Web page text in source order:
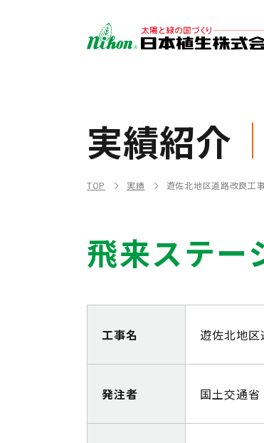
実績紹介
TOP 実績 遊佐北地区道路改良工事
飛来ステー
工事名 遊佐北地
発注者 国土交通